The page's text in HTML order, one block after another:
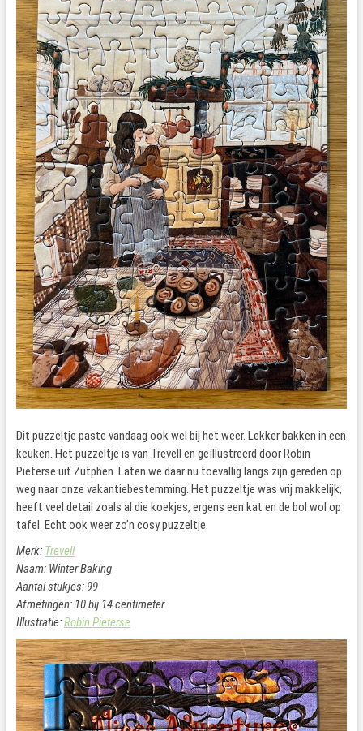
Dit puzzeltje paste vandaag ook wel bij het weer. Lekker bakken in een
keuken. Het puzzeltje is van Trevell en geïllustreerd door Robin
Pieterse uit Zutphen. Laten we daar nu toevallig langs zijn gereden op
weg naar onze vakantiebestemming. Het puzzeltje was vrij makkelijk,
heeft veel detail zoals al die koekjes, ergens een kat en de bol wol op
tafel. Echt ook weer zo’n cosy puzzeltje.
Merk: Trevell
Naam: Winter Baking
Aantal stukjes: 99
Afmetingen: 10 bij 14 centimeter
Illustratie:Robin Pieterse